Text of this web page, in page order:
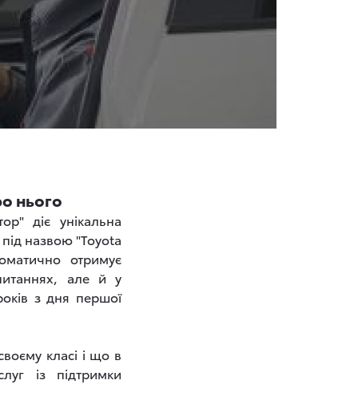
нього
діє унікальна
під назвою "Toyota
отримує
але й у
з дня першої
класі і що в
із підтримки